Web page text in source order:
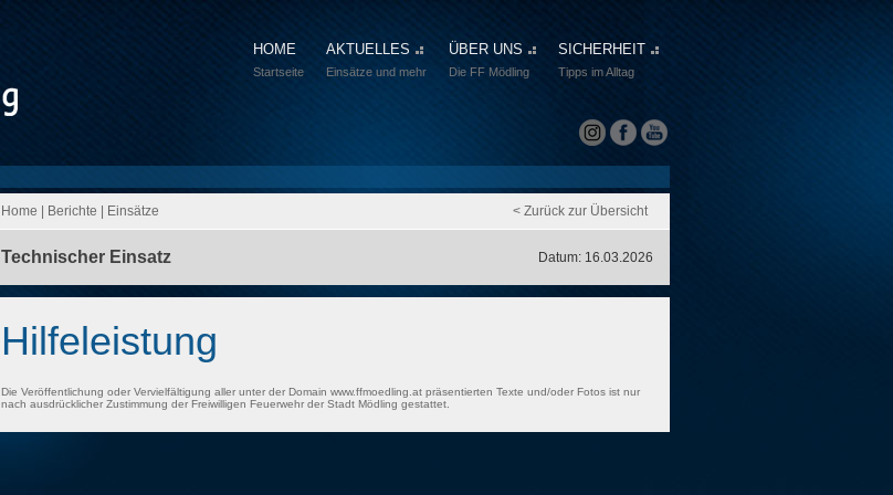
HOME
Startseite
AKTUELLES
Einsätze und mehr
ÜBER UNS
Die FF Mödling
SICHERHEIT
Tipps im Alltag
Home Berichte Einsätze < Zurück zur Übersicht
Technischer Einsatz Datum: 16.03.2026
Hilfeleistung
Die Veröffentlichung oder Vervielfältigung aller unter der Domain www.ffmoedling.at präsentierten Texte und/oder Fotos ist nur
nach ausdrücklicher Zustimmung der Freiwilligen Feuerwehr der Stadt Mödling gestattet.